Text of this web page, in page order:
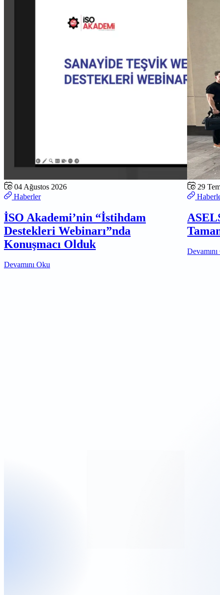
04 Ağustos 2026
Haberler
İSO Akademi’nin “İstihdam
Destekleri Webinarı”nda
Konuşmacı Olduk
Devamını Oku
29